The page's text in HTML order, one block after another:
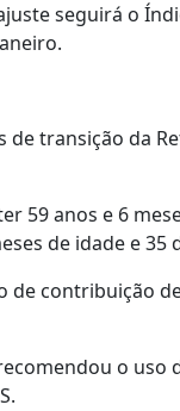
seguirá o
transição da
59 anos e 6
de idade e 35
de contribuição
o uso